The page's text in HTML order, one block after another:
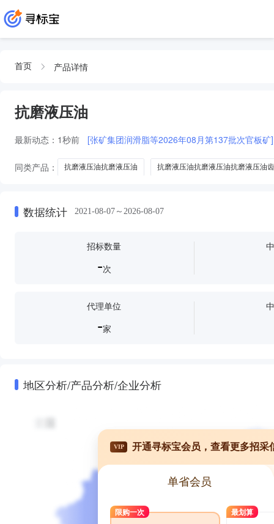
首页 产品详情
抗磨液压油
最新动态： 1秒前 [张矿集团润滑脂等2026年08月第137批次官板矿]
同类产品： 抗磨液压油抗磨液压油 抗磨液压油抗磨液压油抗磨液压油
数据统计 2021-08-07～2026-08-07
招标数量
-次
代理单位
-家
地区分析/产品分析/企业分析
VIP 开通寻标宝会员，查看更多招采
单省会员
限购一次 最划算